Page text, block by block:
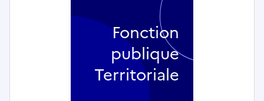
Fonction
publique
Territoriale